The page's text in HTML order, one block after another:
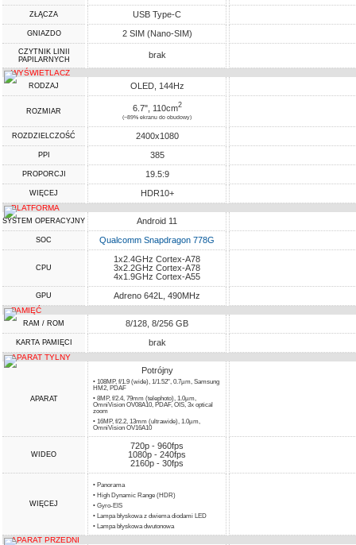
ZŁĄCZA USB Type-C
GNIAZDO 2 SIM (Nano-SIM)
CZYTNIK LINII
PAPILARNYCH
brak
WYŚWIETLACZ
RODZAJ OLED, 144Hz
ROZMIAR 6.7", 110cm2
(~89% ekranu do obudowy)
ROZDZIELCZOŚĆ 2400x1080
PPI 385
PROPORCJI 19.5:9
WIĘCEJ HDR10+
PLATFORMA
SYSTEM OPERACYJNY Android 11
SOC Qualcomm Snapdragon 778G
CPU
1x2.4GHz Cortex-A78
3x2.2GHz Cortex-A78
4x1.9GHz Cortex-A55
GPU Adreno 642L, 490MHz
PAMIĘĆ
RAM / ROM 8/128, 8/256 GB
KARTA PAMIĘCI brak
APARAT TYLNY
APARAT
Potrójny
• 108MP, f/1.9 (wide), 1/1.52", 0.7µm, Samsung
HM2, PDAF
• 8MP, f/2.4, 79mm (telephoto), 1.0µm,
OmniVision OV08A10, PDAF, OIS, 3x optical
zoom
• 16MP, f/2.2, 13mm (ultrawide), 1.0µm,
OmniVision OV16A10
WIDEO
720p - 960fps
1080p - 240fps
2160p - 30fps
WIĘCEJ
• Panorama
• High Dynamic Range (HDR)
• Gyro-EIS
• Lampa błyskowa z dwiema diodami LED
• Lampa błyskowa dwutonowa
APARAT PRZEDNI